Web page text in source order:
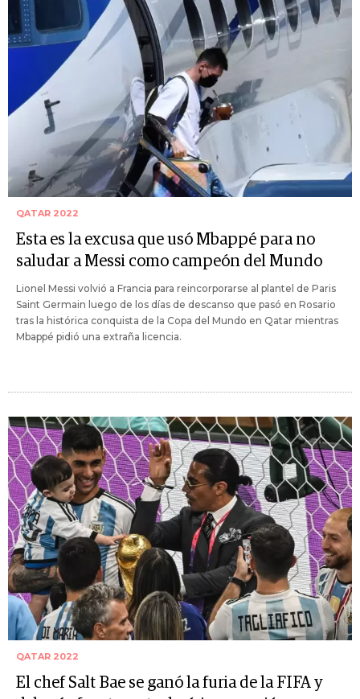
QATAR 2022
Esta es la excusa que usó Mbappé para no
saludar a Messi como campeón del Mundo
Lionel Messi volvió a Francia para reincorporarse al plantel de Paris
Saint Germain luego de los días de descanso que pasó en Rosario
tras la histórica conquista de la Copa del Mundo en Qatar mientras
Mbappé pidió una extraña licencia.
QATAR 2022
El chef Salt Bae se ganó la furia de la FIFA y